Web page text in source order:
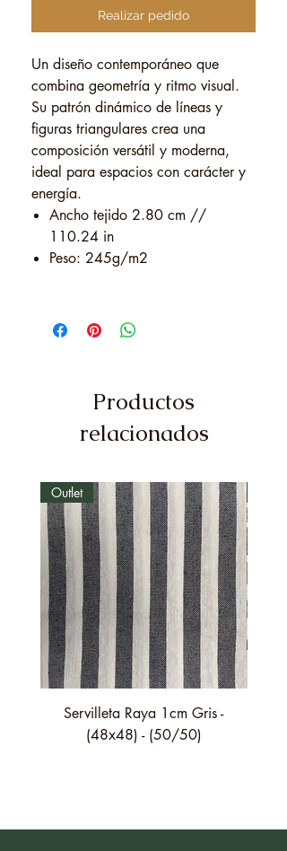
Realizar pedido
Un diseño contemporáneo que
combina geometría y ritmo visual.
Su patrón dinámico de líneas y
figuras triangulares crea una
composición versátil y moderna,
ideal para espacios con carácter y
energía.
Ancho tejido 2.80 cm //
110.24 in
Peso: 245g/m2
Productos
relacionados
Outlet
Servilleta Raya 1cm Gris -
(48x48) - (50/50)